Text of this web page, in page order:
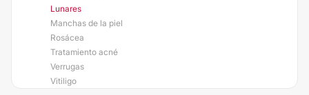
Lunares
Manchas de la piel
Rosácea
Tratamiento acné
Verrugas
Vitiligo